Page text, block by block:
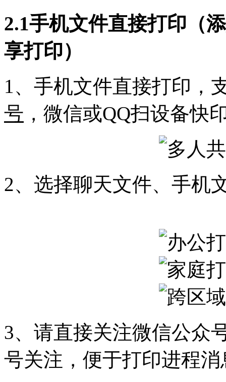
2.1手机文件直接打印（
享打印）
1、手机文件直接打印，
号 ，微信或QQ扫设备快
2、选择聊天文件、手机
3、请直接关注微信公众
号关注，便于打印进程